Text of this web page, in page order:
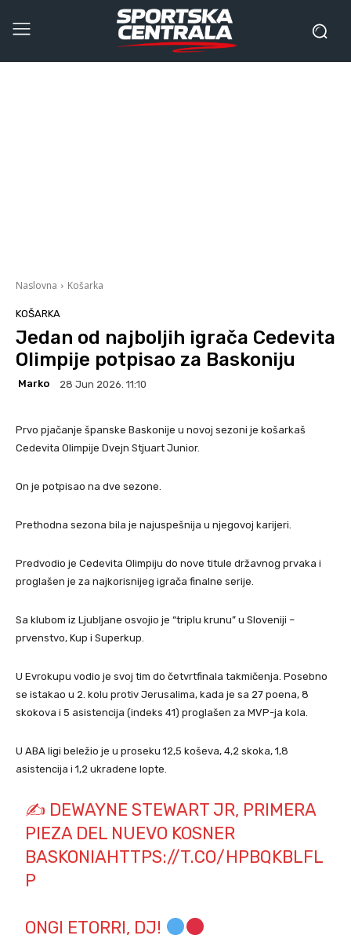
Naslovna Košarka
KOŠARKA
Jedan od najboljih igrača Cedevita
Olimpije potpisao za Baskoniju
Marko 28 Jun 2026. 11:10
Prvo pjačanje španske Baskonije u novoj sezoni je košarkaš
Cedevita Olimpije Dvejn Stjuart Junior.
On je potpisao na dve sezone.
Prethodna sezona bila je najuspešnija u njegovoj karijeri.
Predvodio je Cedevita Olimpiju do nove titule državnog prvaka i
proglašen je za najkorisnijeg igrača finalne serije.
Sa klubom iz Ljubljane osvojio je “triplu krunu” u Sloveniji –
prvenstvo, Kup i Superkup.
U Evrokupu vodio je svoj tim do četvrtfinala takmičenja. Posebno
se istakao u 2. kolu protiv Jerusalima, kada je sa 27 poena, 8
skokova i 5 asistencija (indeks 41) proglašen za MVP-ja kola.
U ABA ligi beležio je u proseku 12,5 koševa, 4,2 skoka, 1,8
asistencija i 1,2 ukradene lopte.
✍️ DEWAYNE STEWART JR, PRIMERA
PIEZA DEL NUEVO KOSNER
BASKONIAHTTPS://T.CO/HPBQKBLFL
P
ONGI ETORRI, DJ!